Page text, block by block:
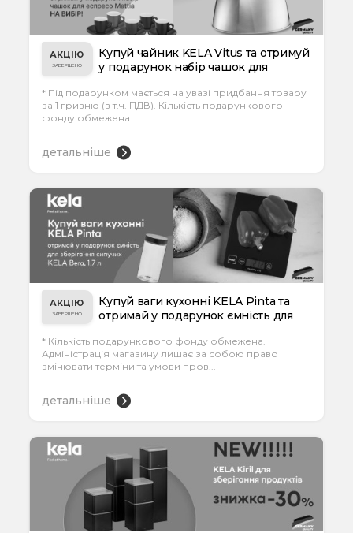
АКЦІЮ
ЗАВЕРШЕНО
Купуй чайник KELA Vitus та отримуй
у подарунок набір чашок для
* Під подарунком мається на увазі придбання товару
за 1 гривню (в т.ч. ПДВ). Кількість подарункового
фонду обмежена....
детальніше
АКЦІЮ
ЗАВЕРШЕНО
Купуй ваги кухонні KELA Pinta та
отримай у подарунок ємність для
* Кількість подарункового фонду обмежена.
Адміністрація магазину лишає за собою право
змінювати терміни та умови пров...
детальніше